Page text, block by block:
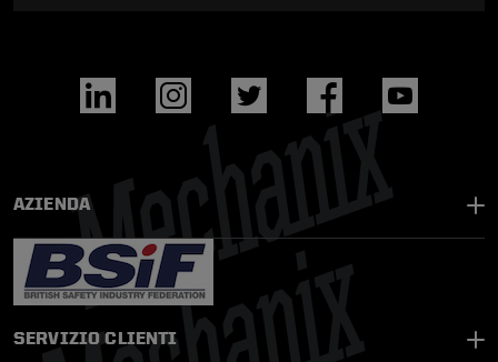
AZIENDA
SERVIZIO CLIENTI